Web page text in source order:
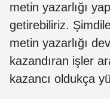
metin yazarlığı
getirebiliriz.
metin yazarlığı
kazandıran işler
kazancı oldukça